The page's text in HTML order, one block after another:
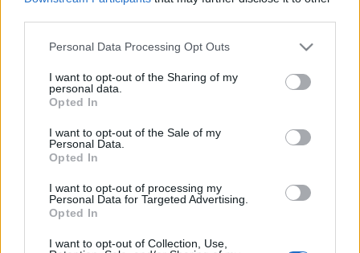
Please note that this website/app uses one or more Google
not limited to your visit or usage behaviour. You may click to
grant or deny consent to Google and its third-party tags to
use your data for below specified purposes in below Google
consent section.
Personal Data Processing Opt Outs
I want to opt-out of the Sharing of my
personal data.
Opted In
I want to opt-out of the Sale of my
Personal Data.
Opted In
I want to opt-out of processing my
Personal Data for Targeted Advertising.
Opted In
I want to opt-out of Collection, Use,
"Különös bűnügy magyar szállal az IMF-ben"A
Nol.hu-n találtam ezt a cikket. Ebben olvastam a
következőket :"A dolgozókat Dominique Strauss-
Kahn, az IMF első embere egy belső köremailben -
amelyet egy forrás lapunknak is megküldött - a
gyilkossági kísérlet…
Napilapok
szempontpuska •2009. április 21.
Nézzük akkor a négy országos napilapot, melyik,
milyen országból ír április 21-én
kedden. Népszabadság: Magyar